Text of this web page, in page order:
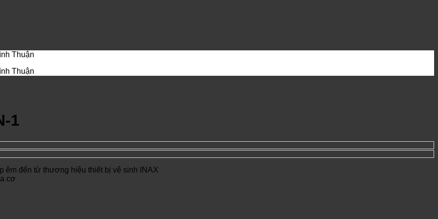
Thuận
Thuận
1
êm đến từ thương hiệu thiết bị vệ sinh INAX
cơ